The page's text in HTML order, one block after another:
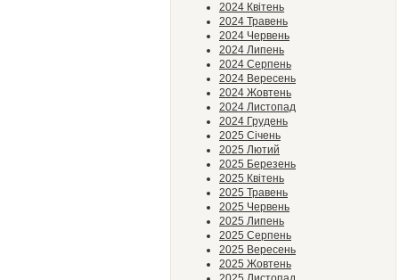
2024 Квітень
2024 Травень
2024 Червень
2024 Липень
2024 Серпень
2024 Вересень
2024 Жовтень
2024 Листопад
2024 Грудень
2025 Січень
2025 Лютий
2025 Березень
2025 Квітень
2025 Травень
2025 Червень
2025 Липень
2025 Серпень
2025 Вересень
2025 Жовтень